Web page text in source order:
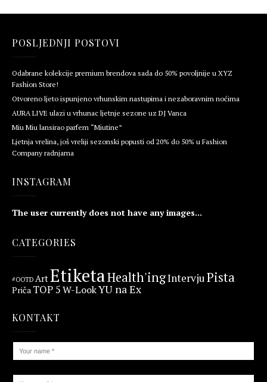
POSLJEDNJI POSTOVI
Odabrane kolekcije premium brendova sada do 50% povoljnije u XYZ
Fashion Store!
Otvoreno ljeto ispunjeno vrhunskim nastupima i nezaboravnim noćima
AURA LIVE ulazi u vrhunac ljetnje sezone uz DJ Vanca
Miu Miu lansirao parfem “Miutine”
Ljetnja vrelina, još vreliji sezonski popusti od 20% do 50% u Fashion
Company radnjama
INSTAGRAM
The user currently does not have any images...
CATEGORIES
#OOTD ArtEtiketaHealth'ingIntervjuPista
Priča TOP 5W-LookYU na Ex
KONTAKT